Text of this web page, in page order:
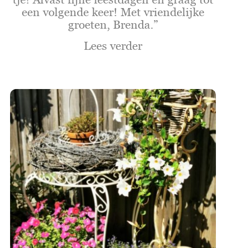
een volgende keer! Met vriendelijke
groeten, Brenda.”
Lees verder